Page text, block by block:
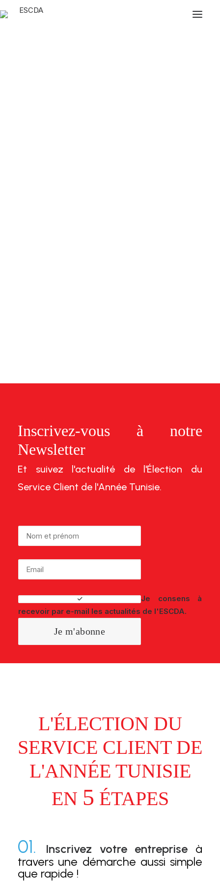
Inscrivez-vous à notre
Newsletter
Et suivez l'actualité de l'Élection du
Service Client de l'Année Tunisie.
Je consens à
recevoir par e-mail les actualités de l'ESCDA.
L'ÉLECTION DU
SERVICE CLIENT DE
L'ANNÉE TUNISIE
EN 5 ÉTAPES
01. Inscrivez votre entreprise à
travers une démarche aussi simple
que rapide !